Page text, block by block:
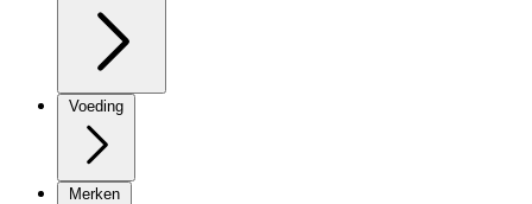
Voeding
Merken